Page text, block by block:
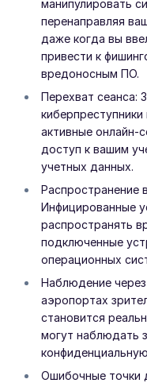
манипулировать
перенаправляя
даже когда вы
привести к
вредоносным ПО.
Перехват сеанса:
активные онлайн-
доступ к вашим
учетных данных.
Распространение
Инфицированные
распространять
подключенные
операционных
Наблюдение
аэропортах
становится
могут наблюдать
Ошибочные точки